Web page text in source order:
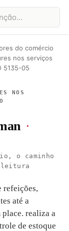
do comércio
nos serviços
5135-05
NOS
·
o caminho
leitura
refeições,
até a
realiza a
de estoque